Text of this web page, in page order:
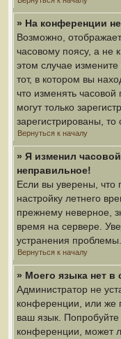
» На конференции
Возможно,
часовому поясу, а не
этом случае
тот, в котором вы
что изменять часовой
могут только
зарегистрированы, то
Вернуться к началу
» Я изменил
неправильное!
Если вы уверены, что
настройку летнего
прежнему неверное,
время на сервере.
устранения проблемы.
Вернуться к началу
» Моего языка нет в
Администратор не
конференции, или же
ваш язык. Попробуйте
конференции, может